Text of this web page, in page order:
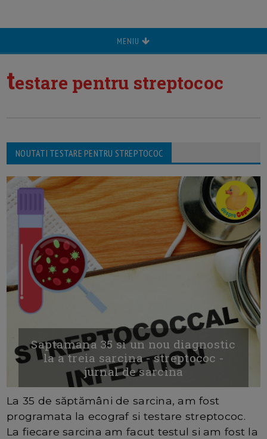
MENIU
testare pentru streptococ
NOUTATI TESTARE PENTRU STREPTOCOC
Saptamana 35 si un nou diagnostic
la a treia sarcina - streptococ -
jurnal de sarcina
La 35 de săptămâni de sarcina, am fost
programata la ecograf si testare streptococ.
La fiecare sarcina am facut testul si am fost la